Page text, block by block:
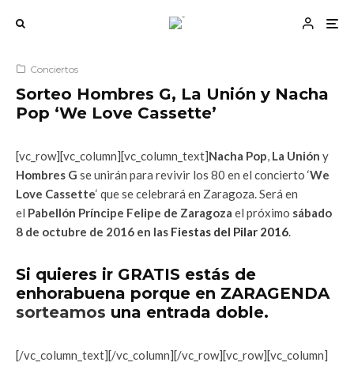
Conciertos
Sorteo Hombres G, La Unión y Nacha
Pop ‘We Love Cassette’
[vc_row][vc_column][vc_column_text]Nacha Pop, La Unión y
Hombres G se unirán para revivir los 80 en el concierto ‘We
Love Cassette‘ que se celebrará en Zaragoza. Será en
el Pabellón Príncipe Felipe de Zaragoza el próximo sábado
8 de octubre de 2016 en las Fiestas del Pilar 2016.
Si quieres ir GRATIS estás de
enhorabuena porque en ZARAGENDA
sorteamos una entrada doble.
[/vc_column_text][/vc_column][/vc_row][vc_row][vc_column]